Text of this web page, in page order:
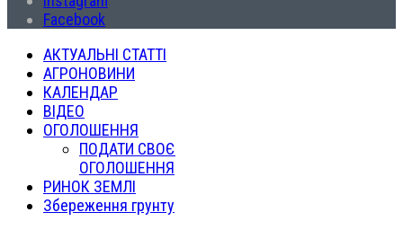
Facebook
АКТУАЛЬНІ СТАТТІ
АГРОНОВИНИ
КАЛЕНДАР
ВІДЕО
ОГОЛОШЕННЯ
ПОДАТИ СВОЄ
ОГОЛОШЕННЯ
РИНОК ЗЕМЛІ
Збереження грунту